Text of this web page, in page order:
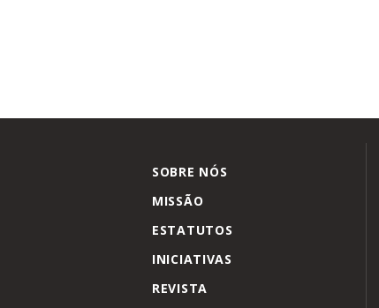
SOBRE NÓS
MISSÃO
ESTATUTOS
INICIATIVAS
REVISTA